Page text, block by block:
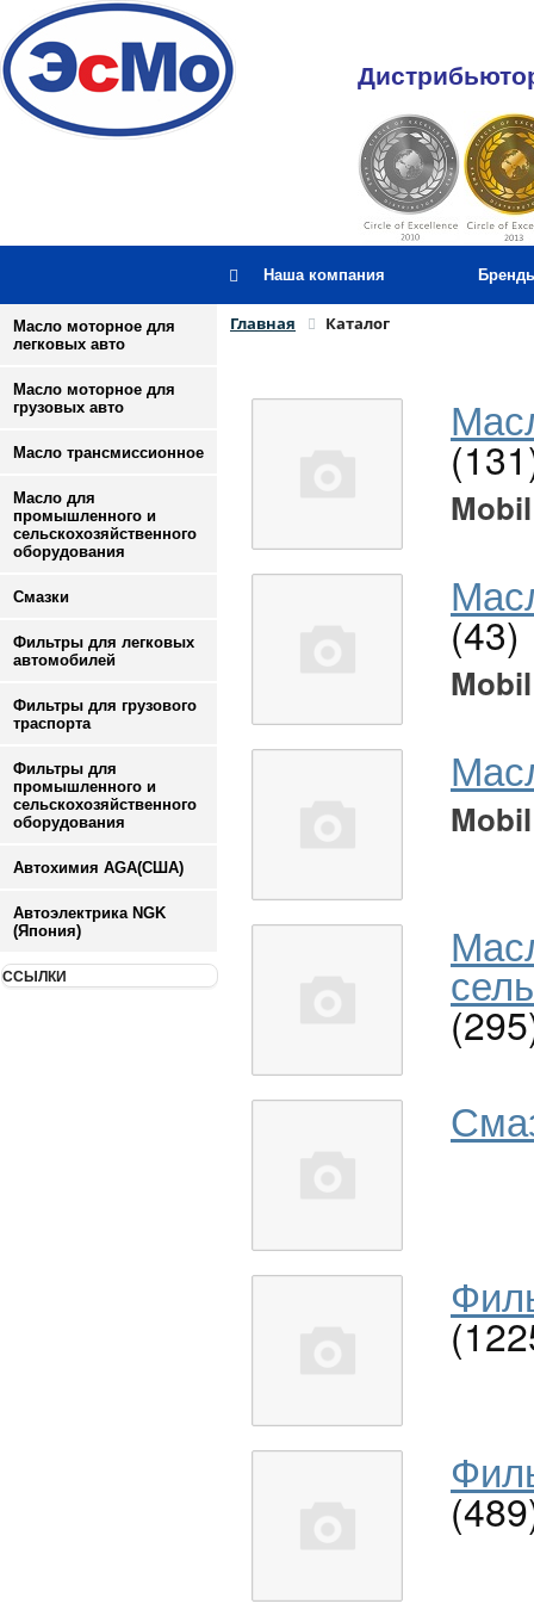
Наша компания
Масло моторное для
легковых авто
Масло моторное для
грузовых авто
Масло трансмиссионное
Масло для
промышленного и
сельскохозяйственного
оборудования
Смазки
Фильтры для легковых
автомобилей
Фильтры для грузового
траспорта
Фильтры для
промышленного и
сельскохозяйственного
оборудования
Автохимия AGA(США)
Автоэлектрика NGK
(Япония)
ССЫЛКИ
Главная Каталог
Mobil
(43)
Mobil
Mobil